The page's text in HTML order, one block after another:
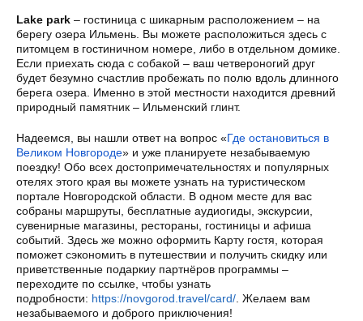
Lake park – гостиница с шикарным расположением – на
берегу озера Ильмень. Вы можете расположиться здесь с
питомцем в гостиничном номере, либо в отдельном домике.
Если приехать сюда с собакой – ваш четвероногий друг
будет безумно счастлив пробежать по полю вдоль длинного
берега озера. Именно в этой местности находится древний
природный памятник – Ильменский глинт.
Надеемся, вы нашли ответ на вопрос «Где остановиться в
Великом Новгороде» и уже планируете незабываемую
поездку! Обо всех достопримечательностях и популярных
отелях этого края вы можете узнать на туристическом
портале Новгородской области. В одном месте для вас
собраны маршруты, бесплатные аудиогиды, экскурсии,
сувенирные магазины, рестораны, гостиницы и афиша
событий. Здесь же можно оформить Карту гостя, которая
поможет сэкономить в путешествии и получить скидку или
приветственные подаркиу партнёров программы –
переходите по ссылке, чтобы узнать
подробности: https://novgorod.travel/card/ . Желаем вам
незабываемого и доброго приключения!